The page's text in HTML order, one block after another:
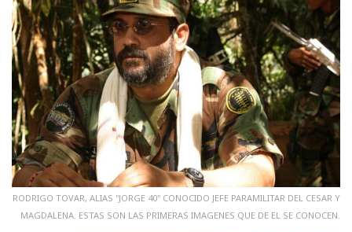
RODRIGO TOVAR, ALIAS "JORGE 40" CONOCIDO JEFE PARAMILITAR DEL CESAR Y
MAGDALENA. ESTAS SON LAS PRIMERAS IMAGENES QUE DE EL SE CONOCEN.